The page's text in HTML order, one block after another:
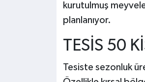
kurutulmuş
planlanıyor.
TESİS 50
Tesiste sezonluk